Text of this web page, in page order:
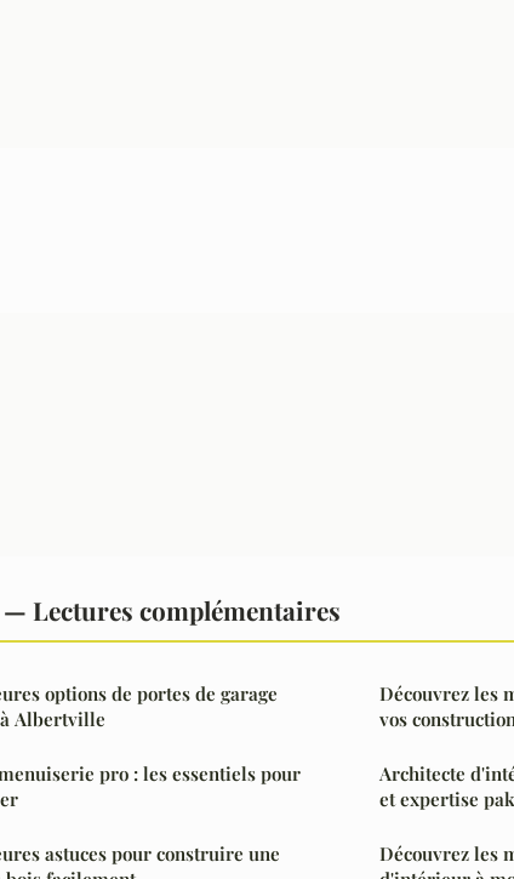
Lectures complémentaires
options de portes de garage
Albertville
pro : les essentiels pour
astuces pour construire une
Découvrez les
vos
Architecte
et expertise
Découvrez les